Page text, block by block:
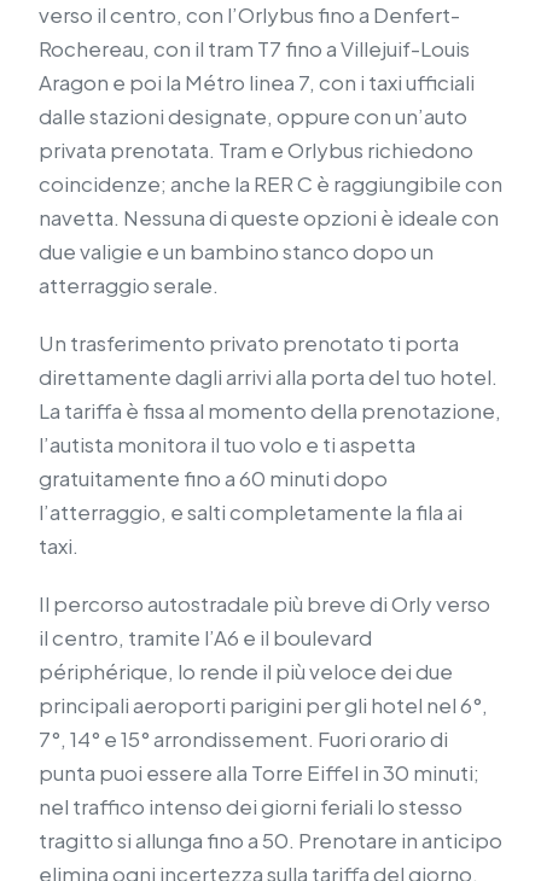
verso il centro, con l’Orlybus fino a Denfert-
Rochereau, con il tram T7 fino a Villejuif-Louis
Aragon e poi la Métro linea 7, con i taxi ufficiali
dalle stazioni designate, oppure con un’auto
privata prenotata. Tram e Orlybus richiedono
coincidenze; anche la RER C è raggiungibile con
navetta. Nessuna di queste opzioni è ideale con
due valigie e un bambino stanco dopo un
atterraggio serale.
Un trasferimento privato prenotato ti porta
direttamente dagli arrivi alla porta del tuo hotel.
La tariffa è fissa al momento della prenotazione,
l’autista monitora il tuo volo e ti aspetta
gratuitamente fino a 60 minuti dopo
l’atterraggio, e salti completamente la fila ai
taxi.
Il percorso autostradale più breve di Orly verso
il centro, tramite l’A6 e il boulevard
périphérique, lo rende il più veloce dei due
principali aeroporti parigini per gli hotel nel 6°,
7°, 14° e 15° arrondissement. Fuori orario di
punta puoi essere alla Torre Eiffel in 30 minuti;
nel traffico intenso dei giorni feriali lo stesso
tragitto si allunga fino a 50. Prenotare in anticipo
elimina ogni incertezza sulla tariffa del giorno.